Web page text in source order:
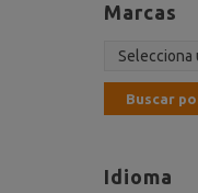
Marcas
Idioma